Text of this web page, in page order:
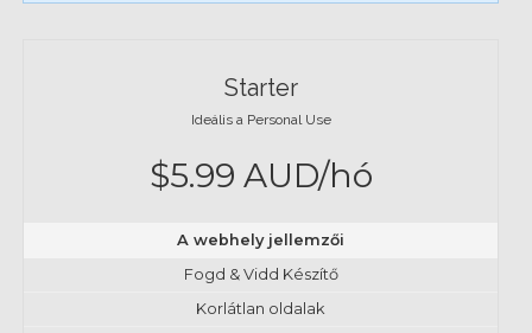
Starter
Ideális a Personal Use
$5.99 AUD/hó
A webhely jellemzői
Fogd & Vidd Készítő
Korlátlan oldalak